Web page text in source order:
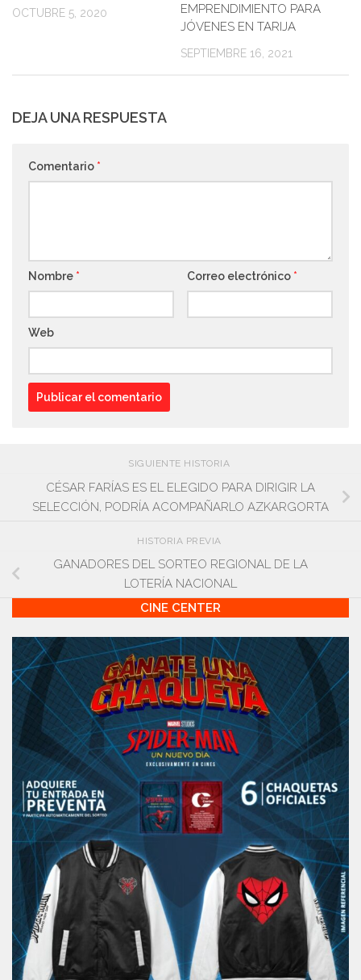
OCTUBRE 5, 2020
EMPRENDIMIENTO PARA
JÓVENES EN TARIJA
SEPTIEMBRE 16, 2021
DEJA UNA RESPUESTA
Comentario *
Nombre * Correo electrónico *
Web
SIGUIENTE HISTORIA
CÉSAR FARÍAS ES EL ELEGIDO PARA DIRIGIR LA
SELECCIÓN, PODRÍA ACOMPAÑARLO AZKARGORTA
HISTORIA PREVIA
GANADORES DEL SORTEO REGIONAL DE LA
LOTERÍA NACIONAL
CINE CENTER